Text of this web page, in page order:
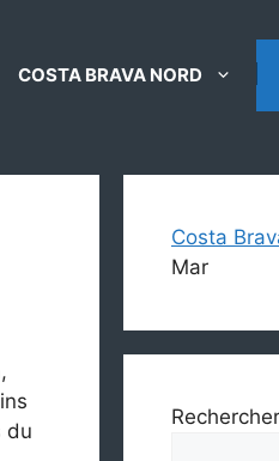
COSTA BRAVA NORD
du
Costa
Mar
Rechercher